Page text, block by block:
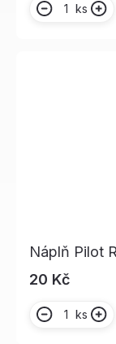
ks
Náplň Pilot
20 Kč
ks